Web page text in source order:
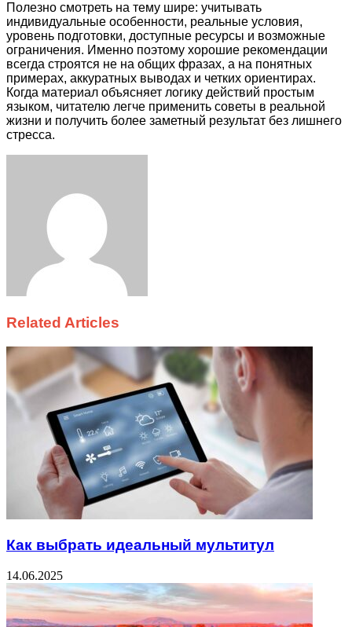
Полезно смотреть на тему шире: учитывать
индивидуальные особенности, реальные условия,
уровень подготовки, доступные ресурсы и возможные
ограничения. Именно поэтому хорошие рекомендации
всегда строятся не на общих фразах, а на понятных
примерах, аккуратных выводах и четких ориентирах.
Когда материал объясняет логику действий простым
языком, читателю легче применить советы в реальной
жизни и получить более заметный результат без лишнего
стресса.
Related Articles
Как выбрать идеальный мультитул
14.06.2025